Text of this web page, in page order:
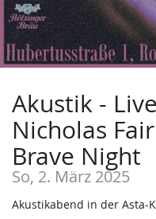
Akustik -
Nicholas
Brave Night
So, 2. März 2025
Akustikabend in der Asta-